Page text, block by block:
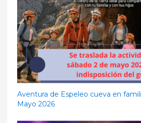
Aventura de Espeleo cueva en
Mayo 2026